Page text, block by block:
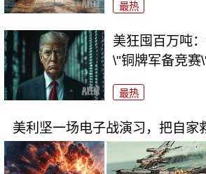
最热
美狂囤百万吨
\"铜牌军备竞赛
最热
美利坚一场电子战演习，把自家